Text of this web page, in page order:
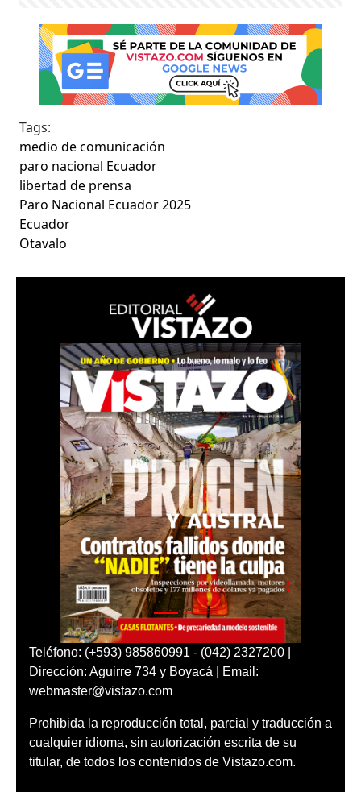
Tags:
medio de comunicación
paro nacional Ecuador
libertad de prensa
Paro Nacional Ecuador 2025
Ecuador
Otavalo
Teléfono: (+593) 985860991 - (042) 2327200 |
Dirección: Aguirre 734 y Boyacá | Email:
webmaster@vistazo.com
Prohibida la reproducción total, parcial y traducción a
cualquier idioma, sin autorización escrita de su
titular, de todos los contenidos de Vistazo.com.